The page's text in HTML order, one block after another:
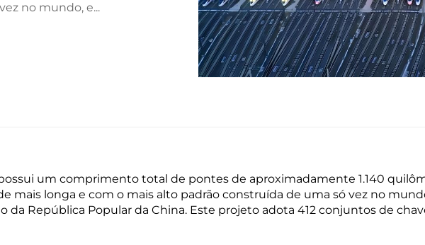
no mundo, e...
um comprimento total de pontes de aproximadamente 1.140
mais longa e com o mais alto padrão construída de uma só vez no
República Popular da China. Este projeto adota 412 conjuntos de